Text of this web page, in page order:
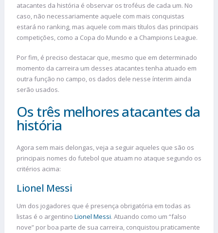
atacantes da história é observar os troféus de cada um. No
caso, não necessariamente aquele com mais conquistas
estará no ranking, mas aquele com mais títulos das principais
competições, como a Copa do Mundo e a Champions League.
Por fim, é preciso destacar que, mesmo que em determinado
momento da carreira um desses atacantes tenha atuado em
outra função no campo, os dados dele nesse ínterim ainda
serão usados.
Os três melhores atacantes da
história
Agora sem mais delongas, veja a seguir aqueles que são os
principais nomes do futebol que atuam no ataque segundo os
critérios acima:
Lionel Messi
Um dos jogadores que é presença obrigatória em todas as
listas é o argentino Lionel Messi. Atuando como um “falso
nove” por boa parte de sua carreira, conquistou praticamente